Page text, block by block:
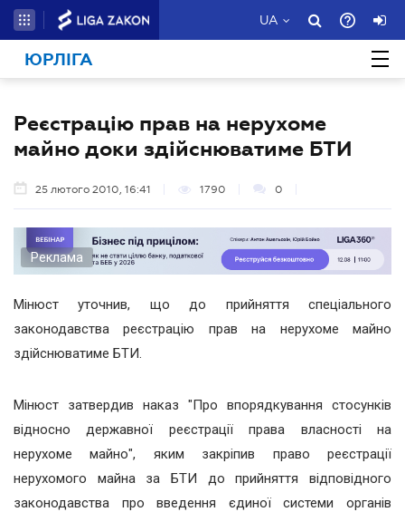
UA
ЮРЛІГА
Реєстрацію прав на нерухоме
майно доки здійснюватиме БТИ
25 лютого 2010, 16:41 1790 0
Реклама
Мінюст уточнив, що до прийняття спеціального
законодавства реєстрацію прав на нерухоме майно
здійснюватиме БТИ.
Мінюст затвердив наказ "Про впорядкування стосунків
відносно державної реєстрації права власності на
нерухоме майно", яким закріпив право реєстрації
нерухомого майна за БТИ до прийняття відповідного
законодавства про введення єдиної системи органів